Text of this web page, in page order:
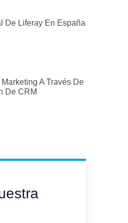
De Liferay En España
A Través De
De CRM